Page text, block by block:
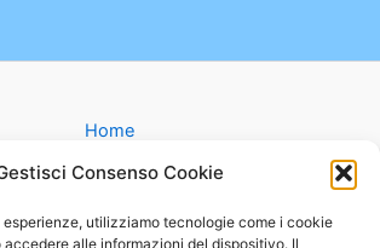
Consenso Cookie
esperienze, utilizziamo tecnologie come i cookie
accedere alle informazioni del dispositivo. Il
Home
Matrimonio